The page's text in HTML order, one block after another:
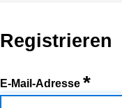
Registrieren
E-Mail-Adresse *